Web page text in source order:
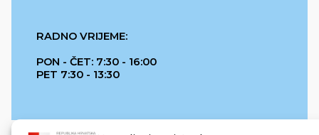
RADNO VRIJEME:
PON - ČET: 7:30 - 16:00
PET 7:30 - 13:30